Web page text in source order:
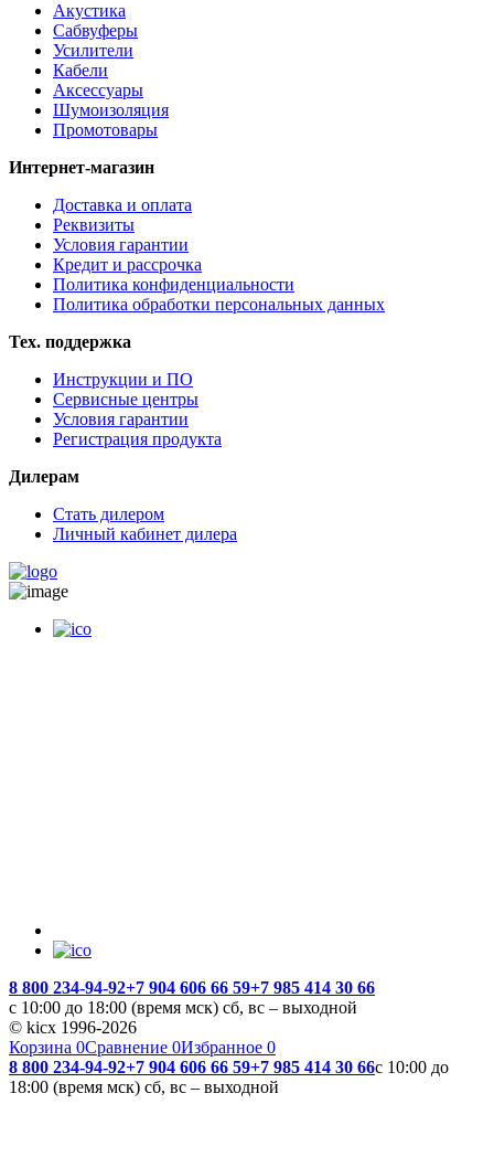
Акустика
Сабвуферы
Усилители
Кабели
Аксессуары
Шумоизоляция
Промотовары
Интернет-магазин
Доставка и оплата
Реквизиты
Условия гарантии
Кредит и рассрочка
Политика конфиденциальности
Политика обработки персональных данных
Тех. поддержка
Инструкции и ПО
Сервисные центры
Условия гарантии
Регистрация продукта
Дилерам
Стать дилером
Личный кабинет дилера
8 800 234-94-92+7 904 606 66 59+7 985 414 30 66
с 10:00 до 18:00 (время мск) сб, вс – выходной
© kicx 1996-2026
Корзина 0Сравнение 0Избранное 0
8 800 234-94-92+7 904 606 66 59+7 985 414 30 66с 10:00 до
18:00 (время мск) сб, вс – выходной